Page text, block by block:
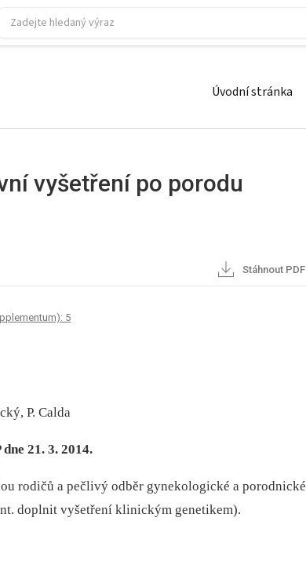
Úvodní stránka
vyšetření po porodu
Stáhnout PDF
5
P. Calda
21. 3. 2014.
rodičů a pečlivý odběr gynekologické a porodnické
doplnit vyšetření klinickým genetikem).